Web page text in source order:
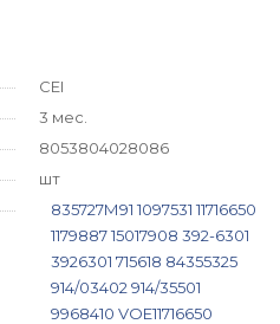
CEI
3 мес.
8053804028086
шт
835727М91 1097531 11716650
117988715017908 392-6301
3926301 715618 84355325
914/03402 914/35501
9968410 VOE11716650